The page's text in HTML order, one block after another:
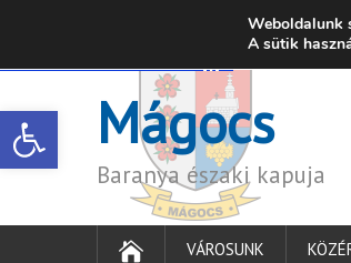
Open toolbar
7342 Mágocs, Szabadság utca 39.
Mágocs
Baranya északi kapuja
VÁROSUNK
Weboldalunk
A sütik